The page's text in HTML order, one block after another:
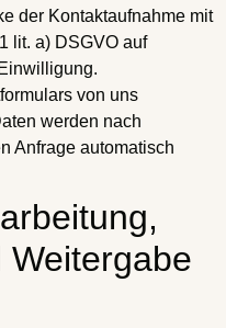
der Kontaktaufnahme mit
lit. a) DSGVO auf
von uns
werden nach
Anfrage automatisch